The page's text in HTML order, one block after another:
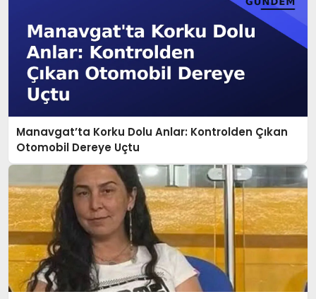
Manavgat’ta Korku Dolu Anlar: Kontrolden Çıkan
Otomobil Dereye Uçtu